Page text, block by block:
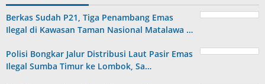
Berkas Sudah P21, Tiga Penambang Emas
Ilegal di Kawasan Taman Nasional Matalawa …
Polisi Bongkar Jalur Distribusi Laut Pasir Emas
Ilegal Sumba Timur ke Lombok, Sa…